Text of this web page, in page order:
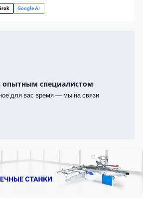
Google AI
опытным специалистом
для вас время — мы на связи